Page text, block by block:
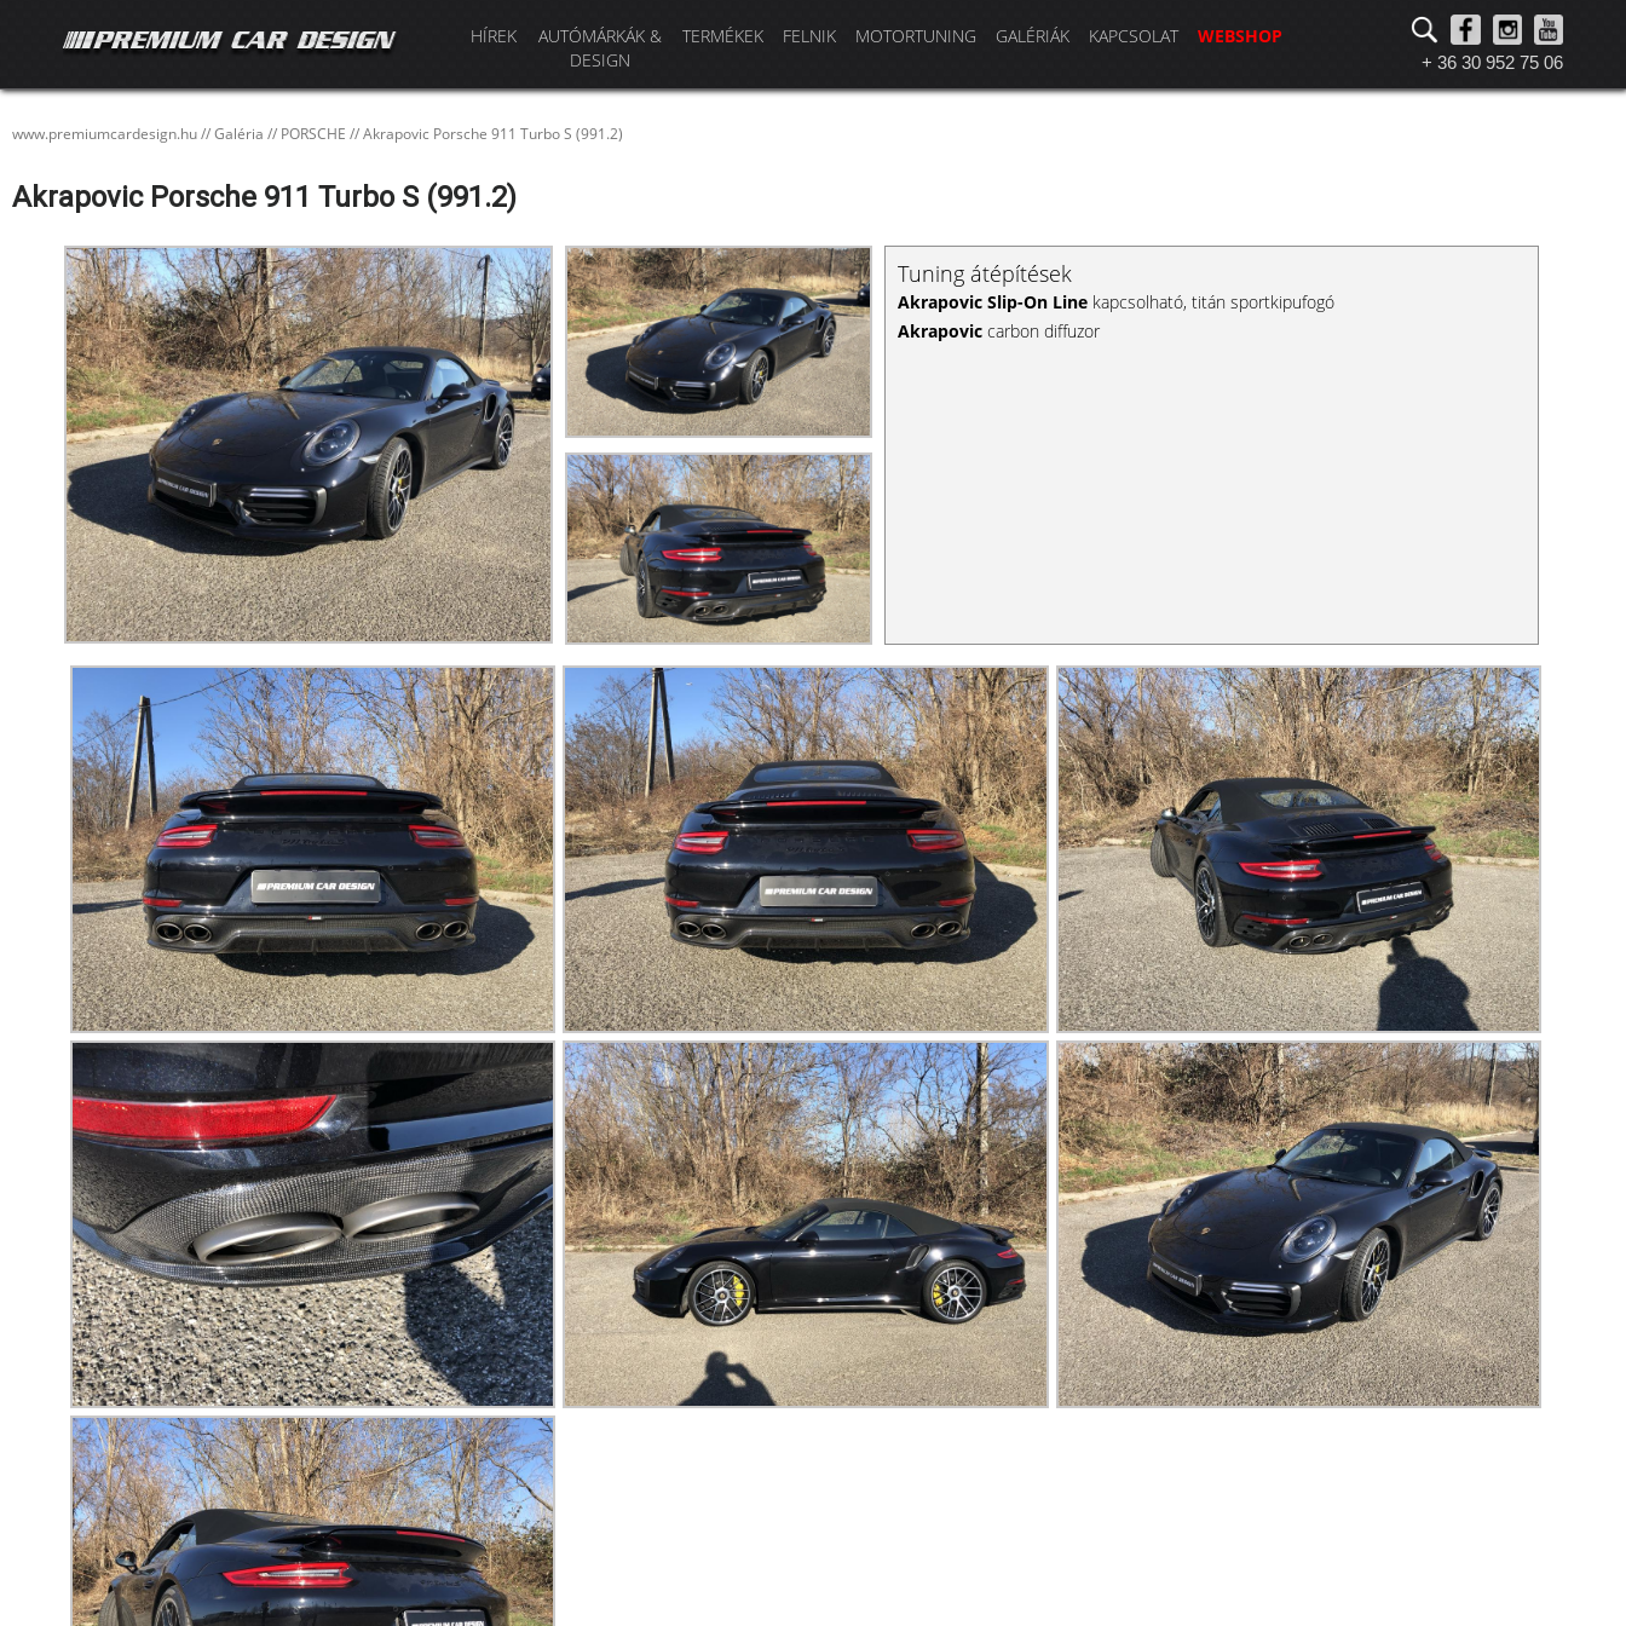
HÍREK
AUTÓMÁRKÁK &
DESIGN
TERMÉKEK FELNIK MOTORTUNING GALÉRIÁK KAPCSOLAT WEBSHOP
+ 36 30 952 75 06
www.premiumcardesign.hu//Galéria // PORSCHE //Akrapovic Porsche 911 Turbo S (991.2)
Akrapovic Porsche 911 Turbo S (991.2)
Tuning átépítések
Akrapovic Slip-On Line kapcsolható, titán sportkipufogó
Akrapovic carbon diffuzor